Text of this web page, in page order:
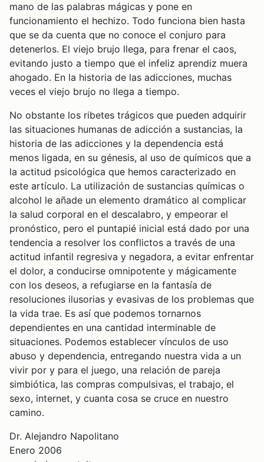
mano de las palabras mágicas y pone en
funcionamiento el hechizo. Todo funciona bien hasta
que se da cuenta que no conoce el conjuro para
detenerlos. El viejo brujo llega, para frenar el caos,
evitando justo a tiempo que el infeliz aprendiz muera
ahogado. En la historia de las adicciones, muchas
veces el viejo brujo no llega a tiempo.
No obstante los ribetes trágicos que pueden adquirir
las situaciones humanas de adicción a sustancias, la
historia de las adicciones y la dependencia está
menos ligada, en su génesis, al uso de químicos que a
la actitud psicológica que hemos caracterizado en
este artículo. La utilización de sustancias químicas o
alcohol le añade un elemento dramático al complicar
la salud corporal en el descalabro, y empeorar el
pronóstico, pero el puntapié inicial está dado por una
tendencia a resolver los conflictos a través de una
actitud infantil regresiva y negadora, a evitar enfrentar
el dolor, a conducirse omnipotente y mágicamente
con los deseos, a refugiarse en la fantasía de
resoluciones ilusorias y evasivas de los problemas que
la vida trae. Es así que podemos tornarnos
dependientes en una cantidad interminable de
situaciones. Podemos establecer vínculos de uso
abuso y dependencia, entregando nuestra vida a un
vivir por y para el juego, una relación de pareja
simbiótica, las compras compulsivas, el trabajo, el
sexo, internet, y cuanta cosa se cruce en nuestro
camino.
Dr. Alejandro Napolitano
Enero 2006